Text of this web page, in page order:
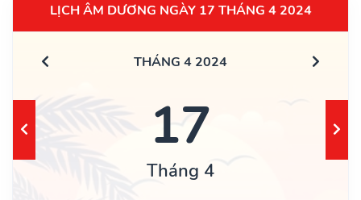
LỊCH ÂM DƯƠNG NGÀY 17 THÁNG 4 2024
THÁNG 4 2024
17
Tháng 4